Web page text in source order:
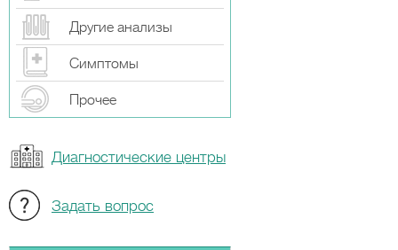
Другие анализы
Симптомы
Прочeе
Диагностические центры
Задать вопрос